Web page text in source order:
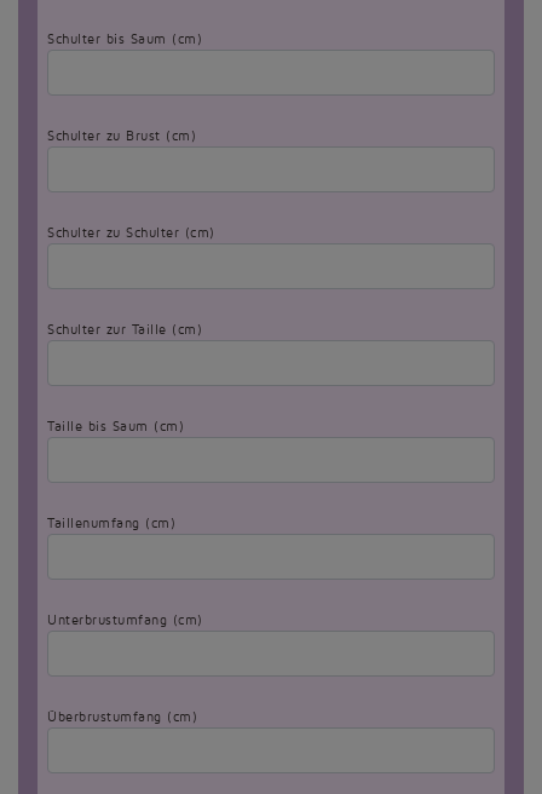
Schulter bis Saum (cm)
Schulter zu Brust (cm)
Schulter zu Schulter (cm)
Schulter zur Taille (cm)
Taille bis Saum (cm)
Taillenumfang (cm)
Unterbrustumfang (cm)
Überbrustumfang (cm)